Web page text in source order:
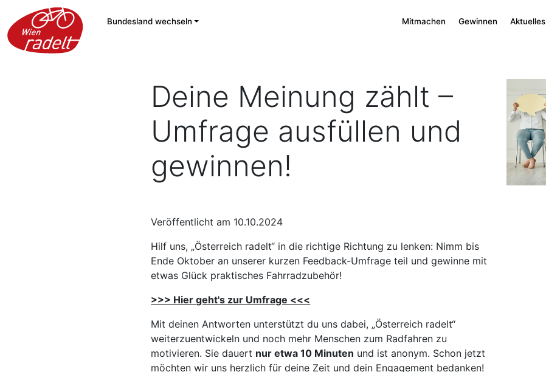
Bundesland wechseln Mitmachen Gewinnen Aktuelles
Deine Meinung zählt –
Umfrage ausfüllen und
gewinnen!
Veröffentlicht am 10.10.2024
Hilf uns, „Österreich radelt“ in die richtige Richtung zu lenken: Nimm bis
Ende Oktober an unserer kurzen Feedback-Umfrage teil und gewinne mit
etwas Glück praktisches Fahrradzubehör!
>>> Hier geht's zur Umfrage <<<
Mit deinen Antworten unterstützt du uns dabei, „Österreich radelt“
weiterzuentwickeln und noch mehr Menschen zum Radfahren zu
motivieren. Sie dauert nur etwa 10 Minuten und ist anonym. Schon jetzt
möchten wir uns herzlich für deine Zeit und dein Engagement bedanken!